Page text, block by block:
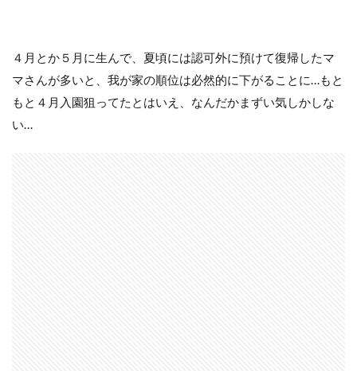
４月とか５月に生んで、夏頃には認可外に預けて復帰したマ
マさんが多いと、我が家の順位は必然的に下がることに…もと
もと４月入園狙ってたとはいえ、なんだかまずい気しかしな
い…